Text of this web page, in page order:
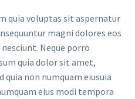
quia voluptas sit aspernatur
magni dolores eos
Neque porro
quia dolor sit amet,
quia non numquam eiusuia
eius modi tempora